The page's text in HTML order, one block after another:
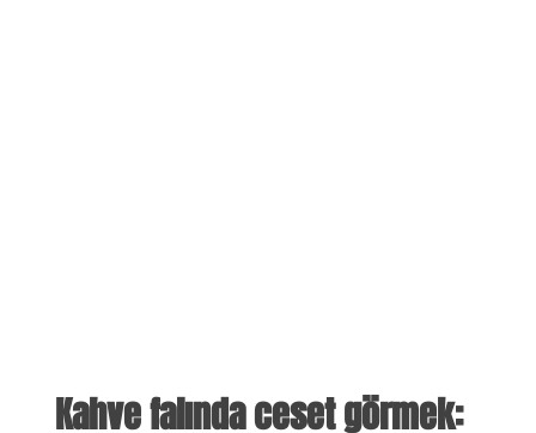
Kahve falında ceset görmek: